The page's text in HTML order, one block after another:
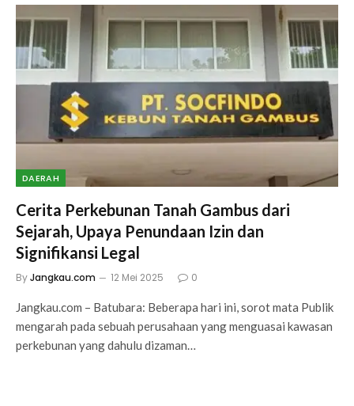
DAERAH
Cerita Perkebunan Tanah Gambus dari
Sejarah, Upaya Penundaan Izin dan
Signifikansi Legal
ByJangkau.com 12 Mei 2025 0
Jangkau.com – Batubara: Beberapa hari ini, sorot mata Publik
mengarah pada sebuah perusahaan yang menguasai kawasan
perkebunan yang dahulu dizaman…